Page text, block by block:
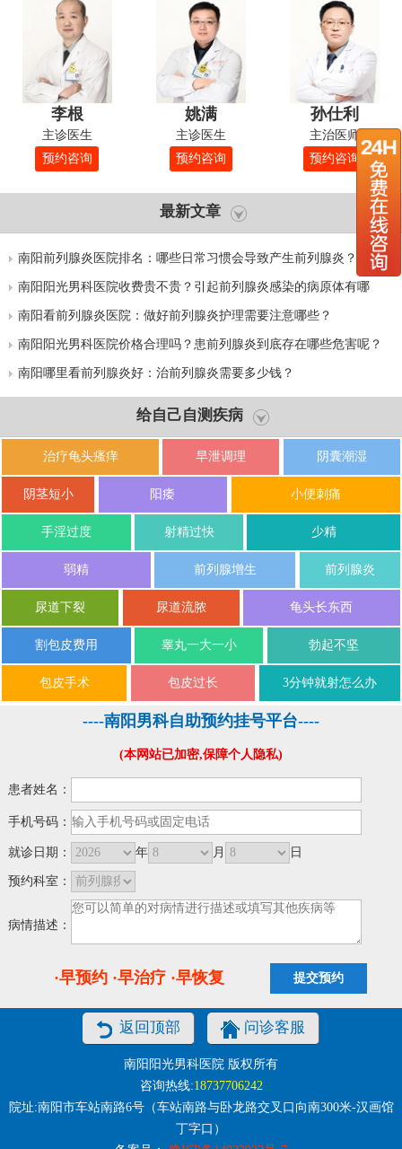
李根
主诊医生
预约咨询
姚满
主诊医生
预约咨询
孙仕利
主治医师
预约咨询
最新文章
南阳前列腺炎医院排名：哪些日常习惯会导致产生前列腺炎？
南阳阳光男科医院收费贵不贵？引起前列腺炎感染的病原体有哪
些？
南阳看前列腺炎医院：做好前列腺炎护理需要注意哪些？
南阳阳光男科医院价格合理吗？患前列腺炎到底存在哪些危害呢？
南阳哪里看前列腺炎好：治前列腺炎需要多少钱？
给自己自测疾病
治疗龟头瘙痒 早泄调理 阴囊潮湿
阴茎短小 阳痿 小便刺痛
手淫过度 射精过快 少精
弱精 前列腺增生 前列腺炎
尿道下裂 尿道流脓 龟头长东西
割包皮费用 睾丸一大一小 勃起不坚
包皮手术 包皮过长 3分钟就射怎么办
----南阳男科自助预约挂号平台----
(本网站已加密,保障个人隐私)
患者姓名：
手机号码：
就诊日期： 年 月 日
预约科室：
病情描述：
·早预约 ·早治疗 ·早恢复
返回顶部 问诊客服
南阳阳光男科医院 版权所有
咨询热线:18737706242
院址:南阳市车站南路6号（车站南路与卧龙路交叉口向南300米-汉画馆
丁字口）